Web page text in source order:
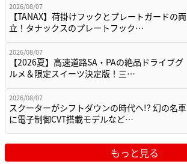
2026/08/07
【TANAX】荷掛けフックとプレートガードの両
立！タナックスのプレートフック…
2026/08/07
【2026夏】高速道路SA・PAの絶品ドライブグ
ルメ＆限定スイーツ決定版！三…
2026/08/07
スクーターがシフトダウンの時代へ!? 幻の名車
に電子制御CVT搭載モデルなど…
もっと見る